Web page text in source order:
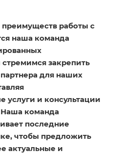
работы с
наша команда
закрепить
для наших
услуги и консультации
Наша команда
последние
чтобы предложить
актуальные и